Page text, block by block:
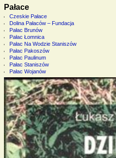
Pałace
Czeskie Pałace
Dolina Pałaców – Fundacja
Pałac Brunów
Pałac Łomnica
Pałac Na Wodzie Staniszów
Pałac Pakoszów
Pałac Paulinum
Pałac Staniszów
Pałac Wojanów